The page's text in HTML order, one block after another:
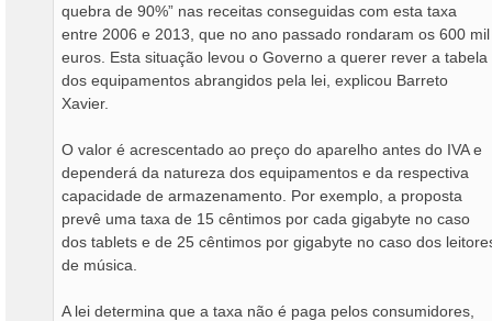
quebra de 90%” nas receitas conseguidas com esta taxa
entre 2006 e 2013, que no ano passado rondaram os 600 mil
euros. Esta situação levou o Governo a querer rever a tabela
dos equipamentos abrangidos pela lei, explicou Barreto
Xavier.
O valor é acrescentado ao preço do aparelho antes do IVA e
dependerá da natureza dos equipamentos e da respectiva
capacidade de armazenamento. Por exemplo, a proposta
prevê uma taxa de 15 cêntimos por cada gigabyte no caso
dos tablets e de 25 cêntimos por gigabyte no caso dos
de música.
A lei determina que a taxa não é paga pelos consumidores,